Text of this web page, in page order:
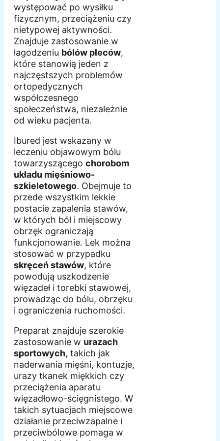
występować po wysiłku
fizycznym, przeciążeniu czy
nietypowej aktywności.
Znajduje zastosowanie w
łagodzeniu bólów pleców,
które stanowią jeden z
najczęstszych problemów
ortopedycznych
współczesnego
społeczeństwa, niezależnie
od wieku pacjenta.
Ibured jest wskazany w
leczeniu objawowym bólu
towarzyszącego chorobom
układu mięśniowo-
szkieletowego. Obejmuje to
przede wszystkim lekkie
postacie zapalenia stawów,
w których ból i miejscowy
obrzęk ograniczają
funkcjonowanie. Lek można
stosować w przypadku
skręceń stawów, które
powodują uszkodzenie
więzadeł i torebki stawowej,
prowadząc do bólu, obrzęku
i ograniczenia ruchomości.
Preparat znajduje szerokie
zastosowanie w urazach
sportowych, takich jak
naderwania mięśni, kontuzje,
urazy tkanek miękkich czy
przeciążenia aparatu
więzadłowo-ścięgnistego. W
takich sytuacjach miejscowe
działanie przeciwzapalne i
przeciwbólowe pomaga w